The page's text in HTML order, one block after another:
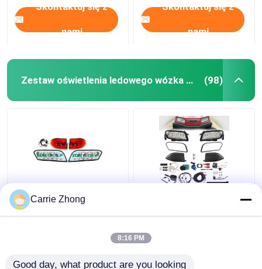
Skontaktuj się z
nami
Skontaktuj się z
nami
Zestaw oświetlenia ledowego wózka golfowego (98)
Zestawy oświetlenia
led 12 V - 48 V do Club
Carrie Zhong
8:16 PM
Good day, what product are you looking